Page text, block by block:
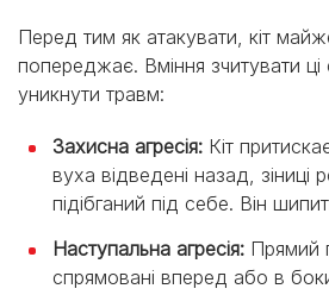
Перед тим як атакувати, кіт
попереджає. Вміння зчитувати
уникнути травм:
Захисна агресія: Кіт
вуха відведені назад, зіниці
підібганий під себе. Він
Наступальна агресія: Прямий
спрямовані вперед або в